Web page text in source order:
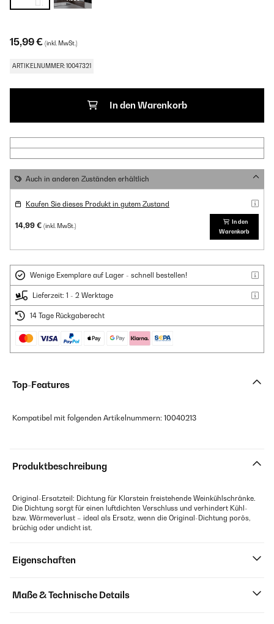
15,99 € (inkl. MwSt.)
ARTIKELNUMMER: 10047321
In den Warenkorb
Auch in anderen Zuständen erhältlich
Kaufen Sie dieses Produkt in gutem Zustand
14,99 € (inkl. MwSt.)
In den
Warenkorb
Wenige Exemplare auf Lager - schnell bestellen!
Lieferzeit: 1 - 2 Werktage
14 Tage Rückgaberecht
Top-Features
Kompatibel mit folgenden Artikelnummern: 10040213
Produktbeschreibung
Original-Ersatzteil: Dichtung für Klarstein freistehende Weinkühlschränke.
Die Dichtung sorgt für einen luftdichten Verschluss und verhindert Kühl-
bzw. Wärmeverlust – ideal als Ersatz, wenn die Original-Dichtung porös,
brüchig oder undicht ist.
Eigenschaften
Maße & Technische Details